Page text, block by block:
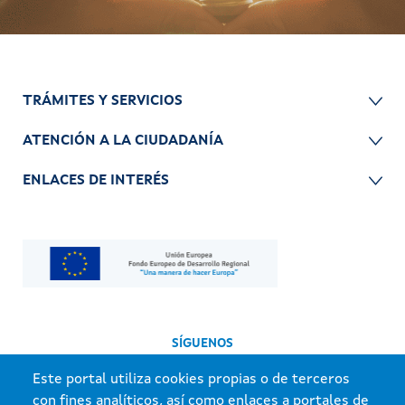
Este portal utiliza cookies propias o de terceros
con fines analíticos, así como enlaces a portales de
TRÁMITES Y SERVICIOS
ATENCIÓN A LA CIUDADANÍA
ENLACES DE INTERÉS
SÍGUENOS